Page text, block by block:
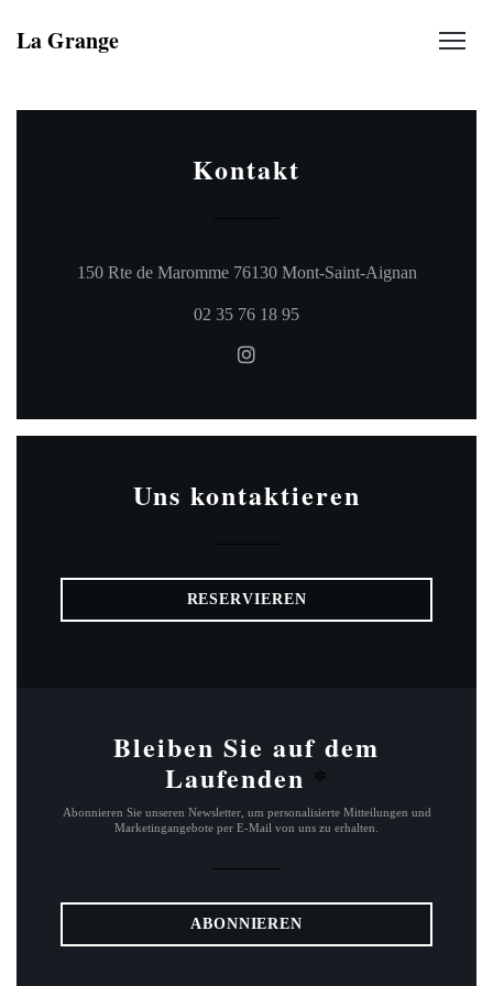
La Grange
Kontakt
150 Rte de Maromme 76130 Mont-Saint-Aignan((öffnet
02 35 76 18 95
Uns kontaktieren
RESERVIEREN
Bleiben Sie auf dem
Laufenden *
Abonnieren Sie unseren Newsletter, um personalisierte Mitteilungen und
Marketingangebote per E-Mail von uns zu erhalten.
ABONNIEREN